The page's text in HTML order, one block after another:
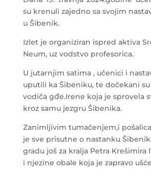
su krenuli zajedno sa svojim
u Šibenik.
Izlet je organiziran ispred aktiva
Neum, uz vodstvo profesorica.
U jutarnjim satima , učenici i
uputili ka Šibeniku, te dočekani
vodiča gđe.Irene koja je sprovela
kroz samu jezgru Šibenika.
Zanimljivim tumačenjem,i
je sve prisutne o nastanku
gradu još za kralja Petra Krešimira
i njezine obale koja je zapravo